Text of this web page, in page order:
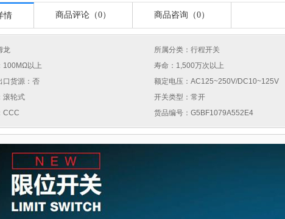
情 商品评论（0） 商品咨询（0）
龙 所属分类：行程开关
100MΩ以上
寿命：1,500万次以上
口货源：否
额定电压：AC125~250V/DC10~125V
滚轮式
开关类型：常开
CCC
货品编号：G5BF1079A552E4